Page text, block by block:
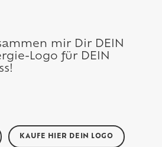
mir Dir DEIN
Logo für DEIN
KAUFE HIER DEIN LOGO